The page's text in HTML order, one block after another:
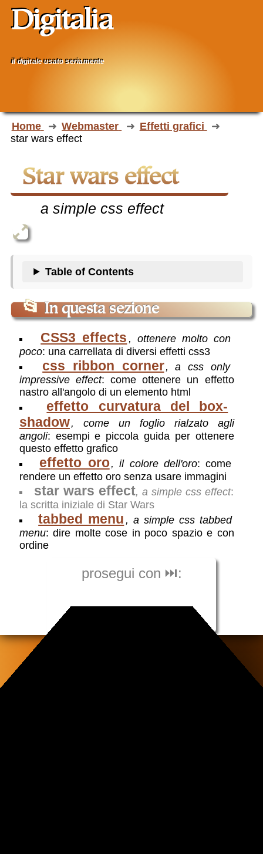
Digitalia
il digitale usato seriamente
Home Webmaster
Effetti grafici
star wars effect
star wars effect
a simple css effect
Table of Contents
📂 In questa sezione
CSS3 effects , ottenere molto con
poco: una carrellata di diversi effetti css3
css ribbon corner, a css only
impressive effect: come ottenere un effetto
nastro all'angolo di un elemento html
effetto curvatura del box-
shadow, come un foglio rialzato agli
angoli: esempi e piccola guida per ottenere
questo effetto grafico
effetto oro, il colore dell'oro: come
rendere un effetto oro senza usare immagini
star wars effect, a simple css effect:
la scritta iniziale di Star Wars
tabbed menu , a simple css tabbed
menu: dire molte cose in poco spazio e con
ordine
prosegui con ⏭️: